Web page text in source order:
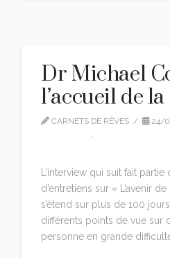
Dr Michael
l’accueil de la
CARNETS DE RÊVES
24/
,
L’interview qui suit fait partie
d’entretiens sur « L’avenir
s’étend sur plus de 100
différents points de vue sur
personne en grande